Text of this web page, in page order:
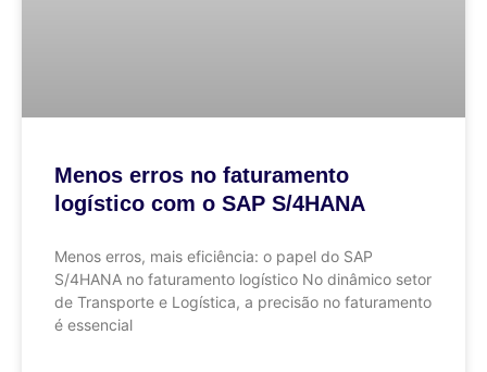
Menos erros no faturamento
logístico com o SAP S/4HANA
Menos erros, mais eficiência: o papel do SAP
S/4HANA no faturamento logístico No dinâmico setor
de Transporte e Logística, a precisão no faturamento
é essencial